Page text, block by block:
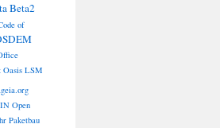
Beta2
of
Oasis LSM
Open
Paketbau